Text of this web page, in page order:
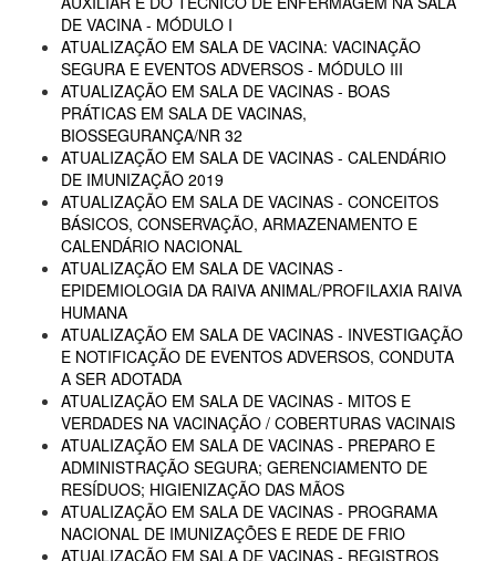
DE VACINA - MÓDULO I
ATUALIZAÇÃO EM SALA DE VACINA: VACINAÇÃO
SEGURA E EVENTOS ADVERSOS - MÓDULO III
ATUALIZAÇÃO EM SALA DE VACINAS - BOAS
PRÁTICAS EM SALA DE VACINAS,
BIOSSEGURANÇA/NR 32
ATUALIZAÇÃO EM SALA DE VACINAS - CALENDÁRIO
DE IMUNIZAÇÃO 2019
ATUALIZAÇÃO EM SALA DE VACINAS - CONCEITOS
BÁSICOS, CONSERVAÇÃO, ARMAZENAMENTO E
CALENDÁRIO NACIONAL
ATUALIZAÇÃO EM SALA DE VACINAS -
EPIDEMIOLOGIA DA RAIVA ANIMAL/PROFILAXIA RAIVA
HUMANA
ATUALIZAÇÃO EM SALA DE VACINAS - INVESTIGAÇÃO
E NOTIFICAÇÃO DE EVENTOS ADVERSOS, CONDUTA
A SER ADOTADA
ATUALIZAÇÃO EM SALA DE VACINAS - MITOS E
VERDADES NA VACINAÇÃO / COBERTURAS VACINAIS
ATUALIZAÇÃO EM SALA DE VACINAS - PREPARO E
ADMINISTRAÇÃO SEGURA; GERENCIAMENTO DE
RESÍDUOS; HIGIENIZAÇÃO DAS MÃOS
ATUALIZAÇÃO EM SALA DE VACINAS - PROGRAMA
NACIONAL DE IMUNIZAÇÕES E REDE DE FRIO
ATUALIZAÇÃO EM SALA DE VACINAS - REGISTROS